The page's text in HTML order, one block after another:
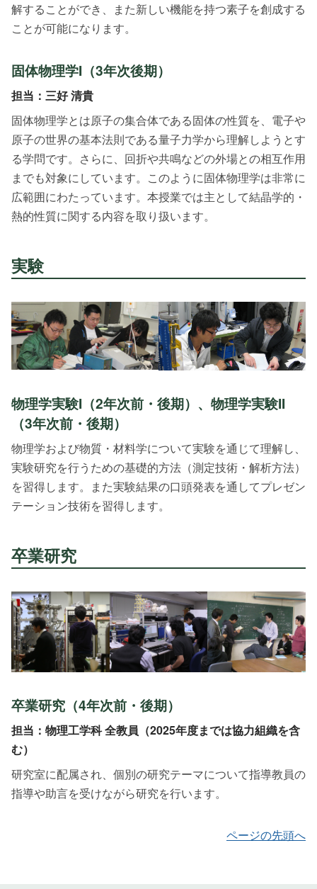
解することができ、また新しい機能を持つ素子を創成する
ことが可能になります。
固体物理学I（3年次後期）
担当：三好 清貴
固体物理学とは原子の集合体である固体の性質を、電子や
原子の世界の基本法則である量子力学から理解しようとす
る学問です。さらに、回折や共鳴などの外場との相互作用
までも対象にしています。このように固体物理学は非常に
広範囲にわたっています。本授業では主として結晶学的・
熱的性質に関する内容を取り扱います。
実験
物理学実験I （2年次前・後期）、 物理学実験II
（3年次前・後期）
物理学および物質・材料学について実験を通じて理解し、
実験研究を行うための基礎的方法（測定技術・解析方法）
を習得します。また実験結果の口頭発表を通してプレゼン
テーション技術を習得します。
卒業研究
卒業研究（4年次前・後期）
担当：物理工学科 全教員（2025年度までは協力組織を含
む）
研究室に配属され、個別の研究テーマについて指導教員の
指導や助言を受けながら研究を行います。
ページの先頭へ